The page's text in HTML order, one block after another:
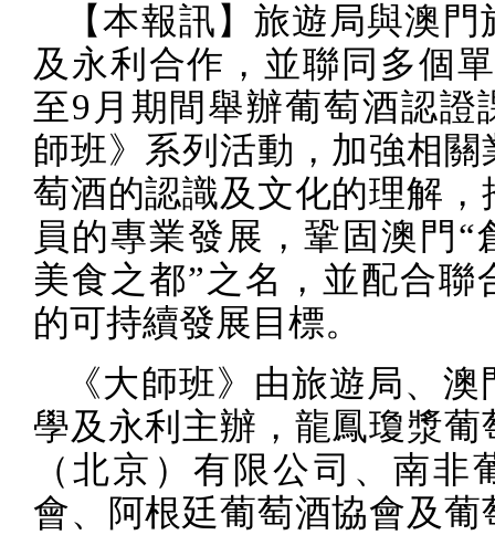
【本報訊】旅遊局與澳
及永利合作，並聯同多個
至9 月期間舉辦葡萄酒認證
師班》系列活動，加強相關
萄酒的認識及文化的理解，
員的專業發展，鞏固澳門“
美食之都”之名，並配合聯
的可持續發展目標。
《大師班》由旅遊局、
學及永利主辦，龍鳳瓊漿葡
（北京）有限公司、南非
會、阿根廷葡萄酒協會及葡